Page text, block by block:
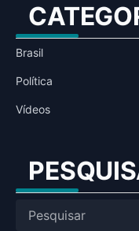
Brasil
Política
Vídeos